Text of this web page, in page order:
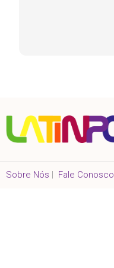
Sobre Nós | Fale Conosco